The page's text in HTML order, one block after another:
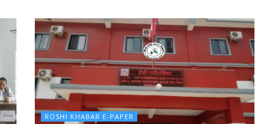
ROSHI KHABAR E-PAPER